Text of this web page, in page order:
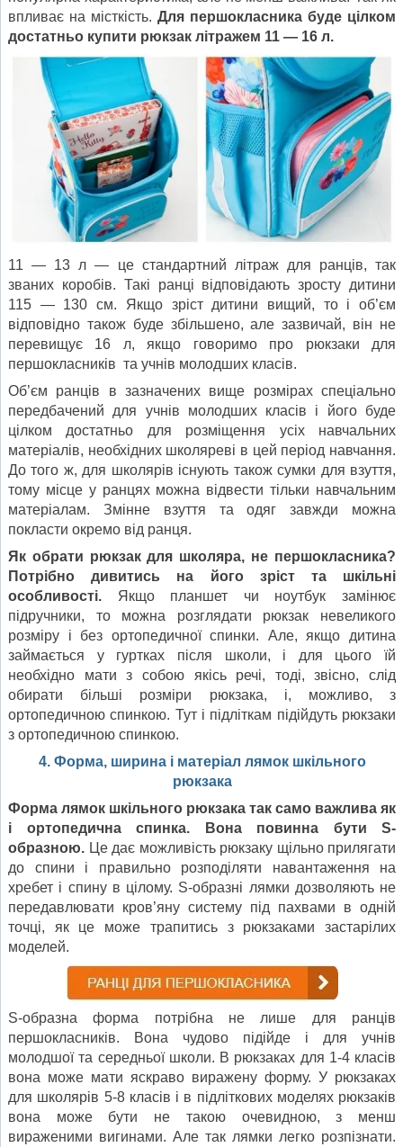
впливає на місткість. Для першокласника буде цілком
достатньо купити рюкзак літражем 11 — 16 л.
11 — 13 л — це стандартний літраж для ранців, так
званих коробів. Такі ранці відповідають зросту дитини
115 — 130 см. Якщо зріст дитини вищий, то і об’єм
відповідно також буде збільшено, але зазвичай, він не
перевищує 16 л, якщо говоримо про рюкзаки для
першокласників та учнів молодших класів.
Об’єм ранців в зазначених вище розмірах спеціально
передбачений для учнів молодших класів і його буде
цілком достатньо для розміщення усіх навчальних
матеріалів, необхідних школяреві в цей період навчання.
До того ж, для школярів існують також сумки для взуття,
тому місце у ранцях можна відвести тільки навчальним
матеріалам. Змінне взуття та одяг завжди можна
покласти окремо від ранця.
Як обрати рюкзак для школяра, не першокласника?
Потрібно дивитись на його зріст та шкільні
особливості. Якщо планшет чи ноутбук замінює
підручники, то можна розглядати рюкзак невеликого
розміру і без ортопедичної спинки. Але, якщо дитина
займається у гуртках після школи, і для цього їй
необхідно мати з собою якісь речі, тоді, звісно, слід
обирати більші розміри рюкзака, і, можливо, з
ортопедичною спинкою. Тут і підліткам підійдуть рюкзаки
з ортопедичною спинкою.
4. Форма, ширина і матеріал лямок шкільного
рюкзака
Форма лямок шкільного рюкзака так само важлива як
і ортопедична спинка. Вона повинна бути S-
образною. Це дає можливість рюкзаку щільно прилягати
до спини і правильно розподіляти навантаження на
хребет і спину в цілому. S-образні лямки дозволяють не
передавлювати кров’яну систему під пахвами в одній
точці, як це може трапитись з рюкзаками застарілих
моделей.
S-образна форма потрібна не лише для ранців
першокласників. Вона чудово підійде і для учнів
молодшої та середньої школи. В рюкзаках для 1-4 класів
вона може мати яскраво виражену форму. У рюкзаках
для школярів 5-8 класів і в підліткових моделях рюкзаків
вона може бути не такою очевидною, з менш
вираженими вигинами. Але так лямки легко розпізнати.